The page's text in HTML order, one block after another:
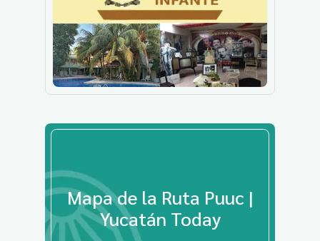
Mapa de la Ruta Puuc |
Yucatán Today